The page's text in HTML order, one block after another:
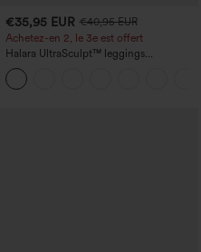
€35,95 EUR €40,95 EUR
Achetez-en 2, le 3e est offert
Halara UltraSculpt™ leggings
d'entraînement taille haute — fronces
liftantes pour le fessier, maintien gainant
du ventre et poche